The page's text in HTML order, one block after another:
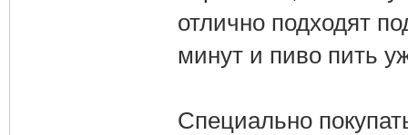
отлично подходят
минут и пиво пить
Специально